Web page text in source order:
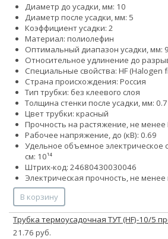
Диаметр до усадки, мм: 10
Диаметр после усадки, мм: 5
Коэффициент усадки: 2
Материал: полиолефин
Оптимальный диапазон усадки, мм:
Относительное удлинение до
Специальные свойства: HF (Halogen
Страна происхождения: Россия
Тип трубки: без клеевого слоя
Толщина стенки после усадки, мм: 0.7
Цвет трубки: красный
Прочность на растяжение, не
Рабочее напряжение, до (кВ): 0.69
Удельное объемное электрическое
см: 10¹⁴
Штрих-код: 24680430030046
Электрическая прочность, не
В корзину
Трубка термоусадочная ТУТ (HF)-10/5
21.76 руб.